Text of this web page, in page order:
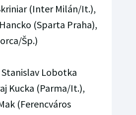
(Inter Milán/It.),
(Sparta Praha),
Šp.)
Lobotka
Kucka (Parma/It.),
(Ferencváros